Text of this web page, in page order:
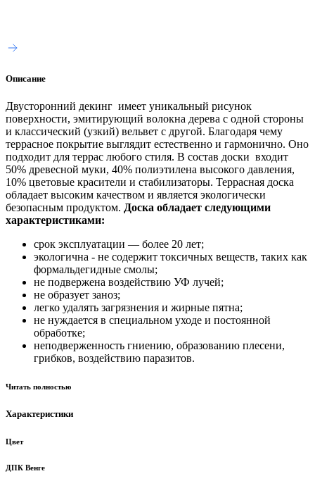
Описание
Двусторонний декинг имеет уникальный рисунок
поверхности, эмитирующий волокна дерева с одной стороны
и классический (узкий) вельвет с другой. Благодаря чему
террасное покрытие выглядит естественно и гармонично. Оно
подходит для террас любого стиля. В состав доски входит
50% древесной муки, 40% полиэтилена высокого давления,
10% цветовые красители и стабилизаторы. Террасная доска
обладает высоким качеством и является экологически
безопасным продуктом. Доска обладает следующими
характеристиками:
срок эксплуатации — более 20 лет;
экологична - не содержит токсичных веществ, таких как
формальдегидные смолы;
не подвержена воздействию УФ лучей;
не образует заноз;
легко удалять загрязнения и жирные пятна;
не нуждается в специальном уходе и постоянной
обработке;
неподверженность гниению, образованию плесени,
грибков, воздействию паразитов.
Читать полностью
Характеристики
Цвет
ДПК Венге